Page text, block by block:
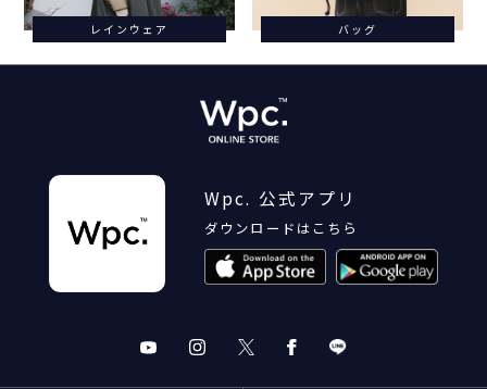
レインウェア バッグ
Wpc. 公式アプリ
ダウンロードはこちら